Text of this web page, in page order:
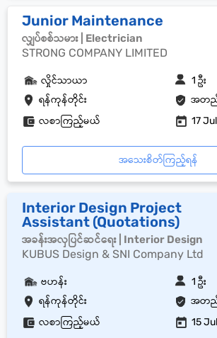
Junior Maintenance
လျှပ်စစ်သမား | Electrician
STRONG COMPANY LIMITED
ရန်ကုန်တိုင်း အတည်
လှိုင်သာယာ 1 ဦး
လစာကြည့်မယ် 17
အသေးစိတ်ကြည့်ရန်
Interior Design Project
Assistant (Quotations)
အခန်းအလှပြင်ဆင်ရေး | Interior Design
KUBUS Design & SNI Company Ltd
ရန်ကုန်တိုင်း အတည်
ဗဟန်း 1 ဦး
လစာကြည့်မယ် 15